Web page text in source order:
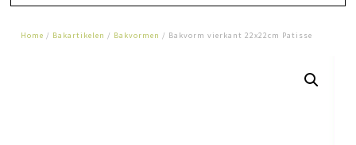
Home / Bakartikelen / Bakvormen / Bakvorm vierkant 22x22cm Patisse